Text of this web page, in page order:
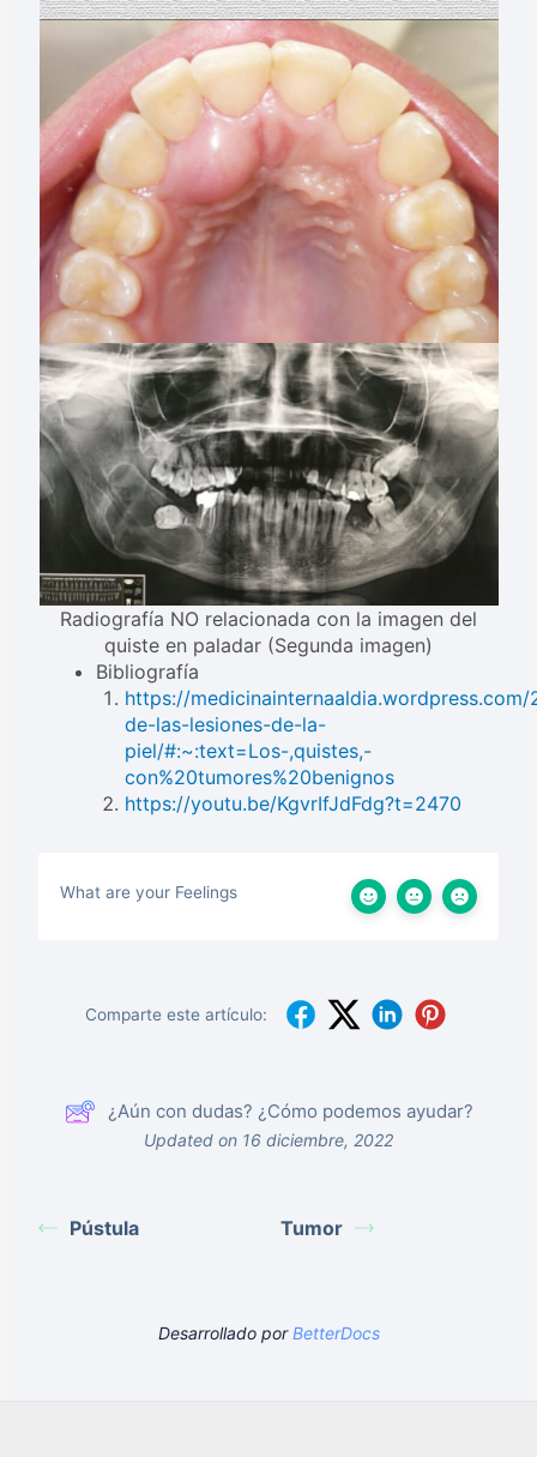
Radiografía NO relacionada con la imagen del
quiste en paladar (Segunda imagen)
Bibliografía
https://medicinainternaaldia.wordpress.com/
de-las-lesiones-de-la-
piel/#:~:text=Los-,quistes,-
con%20tumores%20benignos
https://youtu.be/KgvrIfJdFdg?t=2470
What are your Feelings
Comparte este artículo:
¿Aún con dudas? ¿Cómo podemos ayudar?
Updated on 16 diciembre, 2022
Pústula Tumor
Desarrollado porBetterDocs